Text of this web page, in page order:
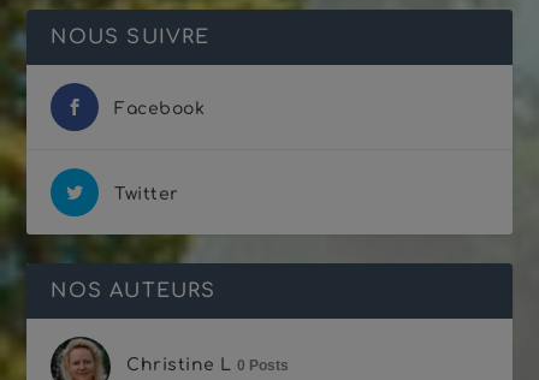
NOUS SUIVRE
Facebook
Twitter
NOS AUTEURS
Christine L 0 Posts